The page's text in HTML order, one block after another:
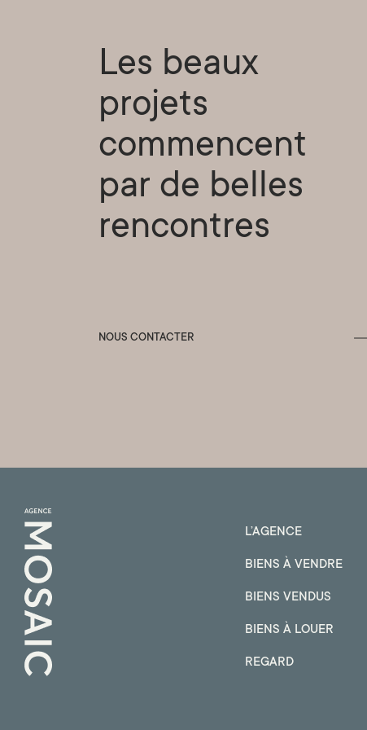
Les beaux
projets
commencent
par de belles
rencontres
NOUS CONTACTER
L’AGENCE
BIENS À VENDRE
BIENS VENDUS
BIENS À LOUER
REGARD